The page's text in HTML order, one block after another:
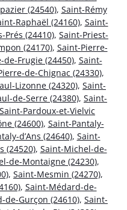
(24540), Saint-Rémy
Raphaël (24160), Saint-
Prés (24410), Saint-Priest-
(24170), Saint-Pierre-
de-Frugie (24450), Saint-
de-Chignac (24330),
Lizonne (24320), Saint-
de-Serre (24380), Saint-
Saint-Pardoux-et-Vielvic
(24600), Saint-Pantaly-
d’Ans (24640), Saint-
(24520), Saint-Michel-de-
de-Montaigne (24230),
, Saint-Mesmin (24270),
, Saint-Médard-de-
de-Gurçon (24610), Saint-